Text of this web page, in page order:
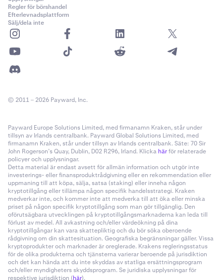
Regler för börshandel
Efterlevnadsplattform
Sälj/dela inte
© 2011 – 2026 Payward, Inc.
Payward Europe Solutions Limited, med firmanamn Kraken, står under
tillsyn av Irlands centralbank. Payward Global Solutions Limited, med
firmanamn Kraken, står under tillsyn av Irlands centralbank. Säte: 70 Sir
John Rogerson’s Quay, Dublin, D02 R296, Irland. Klicka härför relaterade
policyer och upplysningar.
Detta material är endast avsett för allmän information och utgör inte
investerings- eller finansproduktrådgivning eller en rekommendation eller
uppmaning till att köpa, sälja, satsa (staking) eller inneha någon
kryptotillgång eller tillämpa någon specifik handelsstrategi. Kraken
medverkar inte, och kommer inte att medverka till att öka eller minska
priset på någon specifik kryptotillgång som man gör tillgänglig. Den
oförutsägbara utvecklingen på kryptotillgångsmarknaderna kan leda till
förlust av medel. All avkastning och/eller värdeökning på dina
kryptotillgångar kan vara skattepliktig och du bör söka oberoende
rådgivning om din skattesituation. Geografiska begränsningar gäller. Vissa
kryptoprodukter och marknader är oreglerade. Krakens regleringsstatus
för de olika produkterna och tjänsterna varierar beroende på jurisdiktion
och det kan hända att du inte skyddas av statliga ersättningsprogram
och/eller myndigheters skyddsprogram. Se juridiska upplysningar för
respektive jurisdiktion (här).